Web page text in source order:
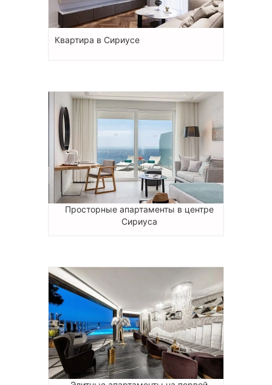
Квартира в Сириусе
Просторные апартаменты в центре
Сириуса